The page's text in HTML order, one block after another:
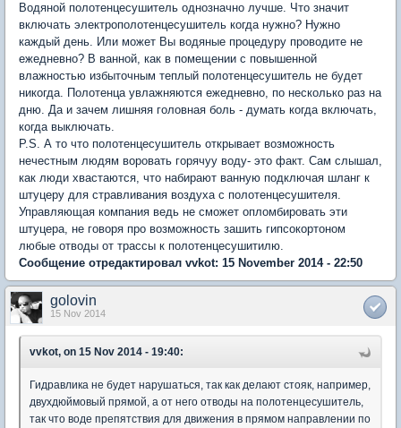
Водяной полотенцесушитель однозначно лучше. Что значит
включать электрополотенцесушитель когда нужно? Нужно
каждый день. Или может Вы водяные процедуру проводите не
ежедневно? В ванной, как в помещении с повышенной
влажностью избыточным теплый полотенцесушитель не будет
никогда. Полотенца увлажняются ежедневно, по несколько раз на
дню. Да и зачем лишняя головная боль - думать когда включать,
когда выключать.
P.S. А то что полотенцесушитель открывает возможность
нечестным людям воровать горячуу воду- это факт. Сам слышал,
как люди хвастаются, что набирают ванную подключая шланг к
штуцеру для стравливания воздуха с полотенцесушителя.
Управляющая компания ведь не сможет опломбировать эти
штуцера, не говоря про возможность зашить гипсокортоном
любые отводы от трассы к полотенцесушитилю.
Сообщение отредактировал vvkot: 15 November 2014 - 22:50
golovin
15 Nov 2014
vvkot, on 15 Nov 2014 - 19:40:
Гидравлика не будет нарушаться, так как делают стояк, например,
двухдюймовый прямой, а от него отводы на полотенцесушитель,
так что воде препятствия для движения в прямом направлении по